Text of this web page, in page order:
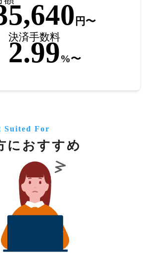
円〜
決済手数料
2.99%〜
Suited For
におすすめ